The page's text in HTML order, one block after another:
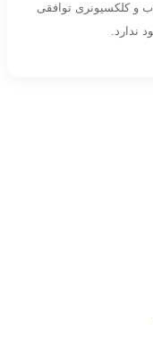
و کلکسیونری توافقی
ندارد.